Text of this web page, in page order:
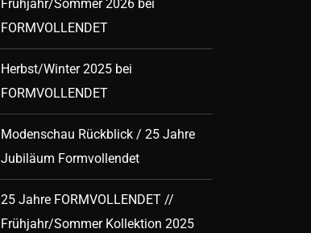
Frühjahr/Sommer 2026 bei
FORMVOLLENDET
Herbst/Winter 2025 bei
FORMVOLLENDET
Modenschau Rückblick / 25 Jahre
Jubiläum Formvollendet
25 Jahre FORMVOLLENDET //
Frühjahr/Sommer Kollektion 2025